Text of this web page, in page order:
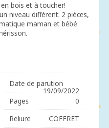
bois et à toucher!
niveau différent: 2 pièces,
maman et bébé
Date de parution
19/09/2022
Pages
0
Reliure
COFFRET